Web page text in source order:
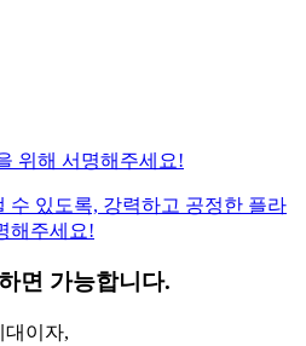
위해 서명해주세요!
수 있도록, 강력하고 공정한 플라
해주세요!
면 가능합니다.
대이자,